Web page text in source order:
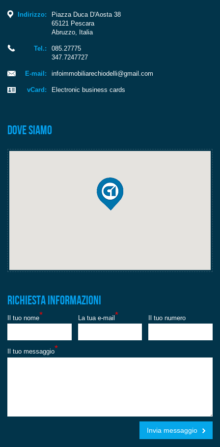
Indirizzo:
Piazza Duca D'Aosta 38
65121 Pescara
Abruzzo, Italia
Tel.:
085.27775
347.7247727
E-mail: infoimmobiliarechiodelli@gmail.com
vCard: Electronic business cards
Dove siamo
Richiesta informazioni
Il tuo nome* La tua e-mail * Il tuo numero
Il tuo messaggio*
Invia messaggio